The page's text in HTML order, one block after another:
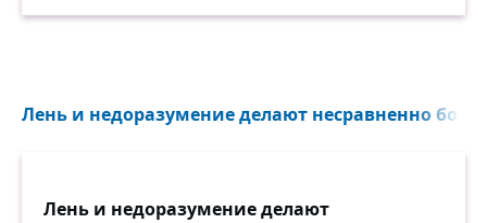
Лень и недоразумение делают несравненно
Лень и недоразумение делают